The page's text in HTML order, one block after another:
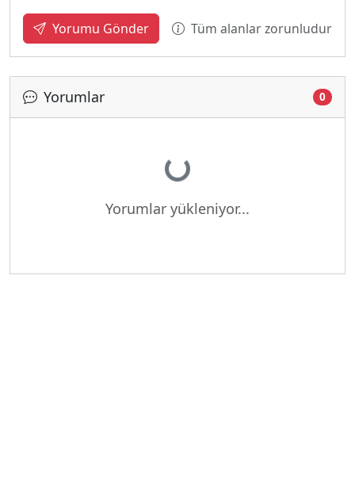
Yorumu Gönder Tüm alanlar zorunludur
Yorumlar 0
Yükleniyor...
Yorumlar yükleniyor...